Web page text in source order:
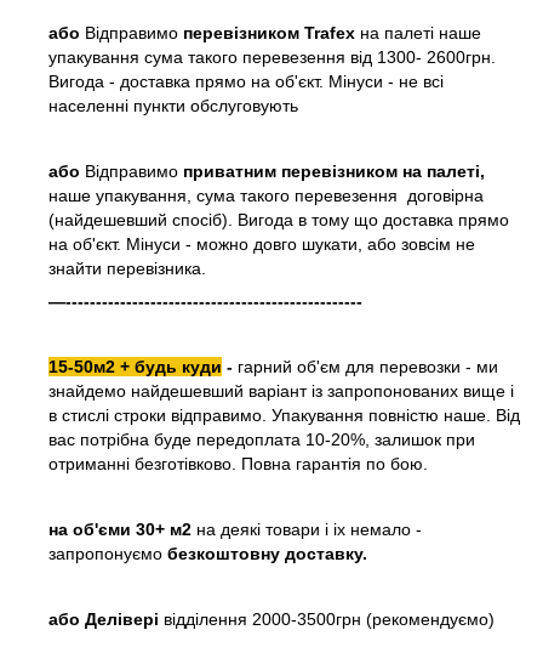
або Відправимо перевізником Trafex на палеті наше
упакування сума такого перевезення від 1300- 2600грн.
Вигода - доставка прямо на об'єкт. Мінуси - не всі
населенні пункти обслуговують
або Відправимо приватним перевізником на палеті,
наше упакування, сума такого перевезення договірна
(найдешевший спосіб). Вигода в тому що доставка прямо
на об'єкт. Мінуси - можно довго шукати, або зовсім не
знайти перевізника.
—-------------------------------------------------
15-50м2 + будь куди - гарний об'єм для перевозки - ми
знайдемо найдешевший варіант із запропонованих вище і
в стислі строки відправимо. Упакування повністю наше. Від
вас потрібна буде передоплата 10-20%, залишок при
отриманні безготівково. Повна гарантія по бою.
на об'єми 30+ м2 на деякі товари і іх немало -
запропонуємо безкоштовну доставку.
або Делівері відділення 2000-3500грн (рекомендуємо)